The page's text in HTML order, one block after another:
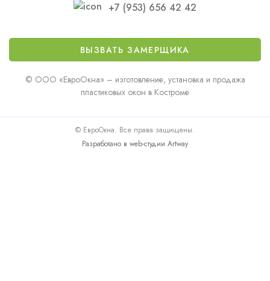
© ООО «ЕвроОкна» – изготовление, установка и продажа
пластиковых окон в Костроме
ВЫЗВАТЬ ЗАМЕРЩИКА
+7 (953) 656 42 42
© ЕвроОкна. Все права защищены.
Разработано в web-студии Artway